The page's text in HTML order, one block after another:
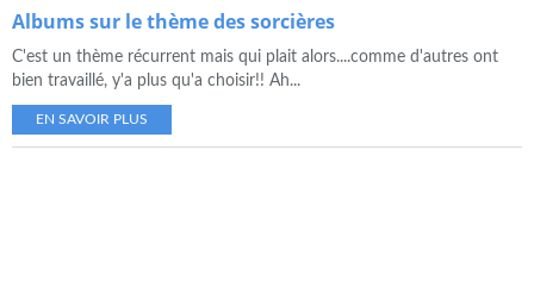
Albums sur le thème des sorcières
C'est un thème récurrent mais qui plait alors....comme d'autres ont
bien travaillé, y'a plus qu'a choisir!! Ah...
EN SAVOIR PLUS